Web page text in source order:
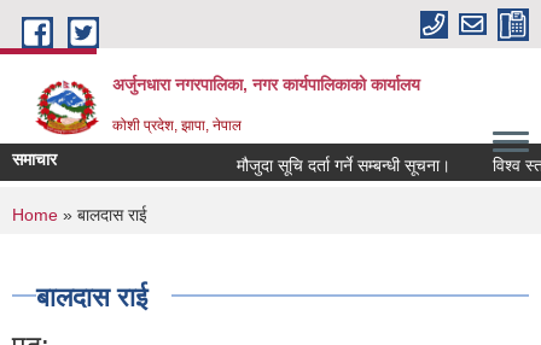
Skip to main content
अर्जुनधारा नगरपालिका, नगर कार्यपालिकाको कार्यालय
कोशी प्रदेश, झापा, नेपाल
समाचार मौजुदा सूचि दर्ता गर्ने सम्बन्धी सूचना। विश्व
You are here
Home » बालदास राई
बालदास राई